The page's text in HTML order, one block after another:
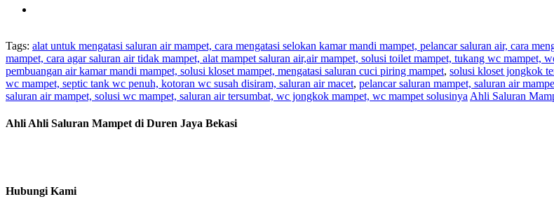
Tags: alat untuk mengatasi saluran air mampet, cara mengatasi selokan kamar mandi mampet, pelancar saluran air, cara
mampet, cara agar saluran air tidak mampet, alat mampet saluran air,air mampet, solusi toilet mampet, tukang wc mampet,
pembuangan air kamar mandi mampet, solusi kloset mampet, mengatasi saluran cuci piring mampet, solusi kloset jongkok
wc mampet, septic tank wc penuh, kotoran wc susah disiram, saluran air macet, pelancar saluran mampet, saluran air
saluran air mampet, solusi wc mampet, saluran air tersumbat, wc jongkok mampet, wc mampet solusinya Ahli Saluran
Ahli Ahli Saluran Mampet di Duren Jaya Bekasi
Hubungi Kami